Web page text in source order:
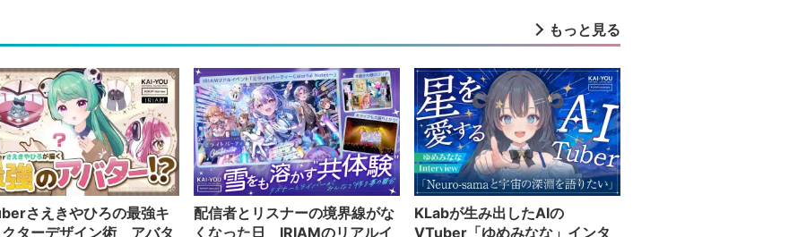
もっと見る
さえきやひろの最強キ
クターデザイン術 アバタ
配信者とリスナーの境界線がな
くなった日 IRIAMのリアルイ
KLabが生み出したAIの
VTuber「ゆめみなな」インタ